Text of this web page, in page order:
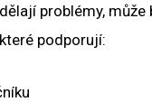
problémy,
podporují: